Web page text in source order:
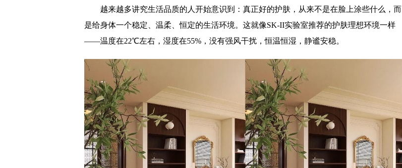
越来越多讲究生活品质的人开始意识到：真正好的护肤，从来不是在脸上涂些什么，而
是给身体一个稳定、温柔、恒定的生活环境。这就像SK-II实验室推荐的护肤理想环境一样
——温度在22℃左右，湿度在55%，没有强风干扰，恒温恒湿，静谧安稳。